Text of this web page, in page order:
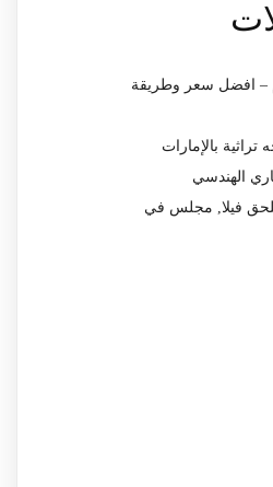
– افضل سعر وطريقة
تراثية بالإمارات
الهندسي
فيلا, مجلس في